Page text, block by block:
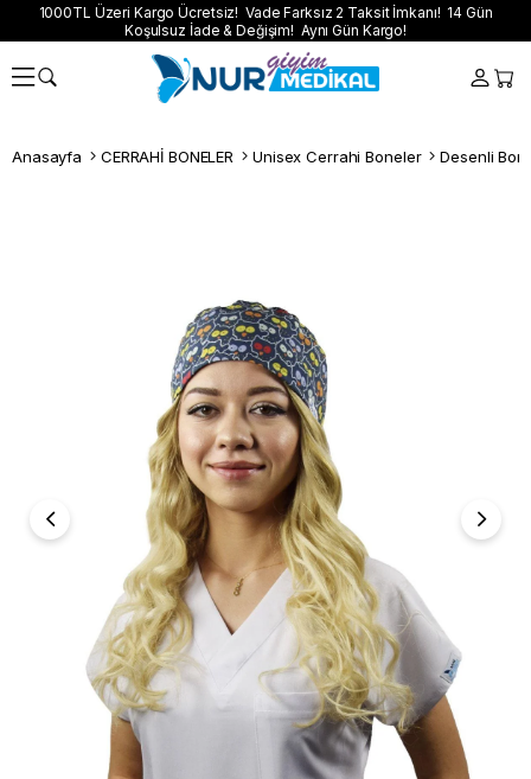
1000TL Üzeri Kargo Ücretsiz! Vade Farksız 2 Taksit İmkanı! 14 Gün
Koşulsuz İade & Değişim! Aynı Gün Kargo!
Anasayfa CERRAHİ BONELER Unisex Cerrahi Boneler Desenli